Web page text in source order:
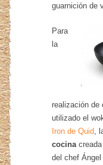
guarnición de
Para
la
realización de
utilizado el
Iron de Quid ,
cocina
del chef